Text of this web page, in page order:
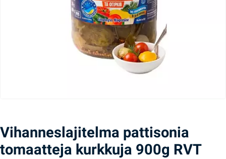
Vihanneslajitelma pattisonia
tomaatteja kurkkuja 900g RVT